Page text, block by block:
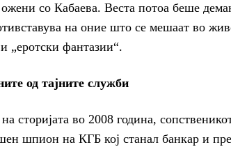
со Кабаева. Веста потоа беше
на оние што се мешаат во
„еротски фантазии“.
од тајните служби
сторијата во 2008 година,
шпион на КГБ кој станал банкар и